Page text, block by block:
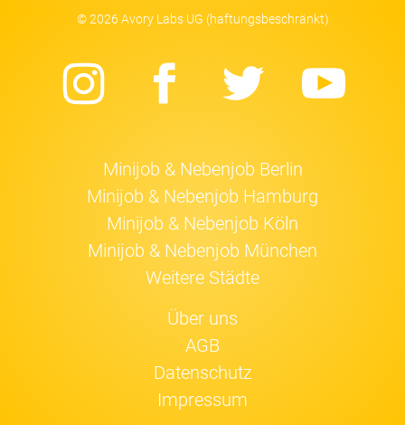
© 2026 Avory Labs UG (haftungsbeschränkt)
Instagram
Facebook
Twitter
Minijob & Nebenjob Berlin
Minijob & Nebenjob Hamburg
Minijob & Nebenjob Köln
Minijob & Nebenjob München
Weitere Städte
Über uns
AGB
Datenschutz
Impressum